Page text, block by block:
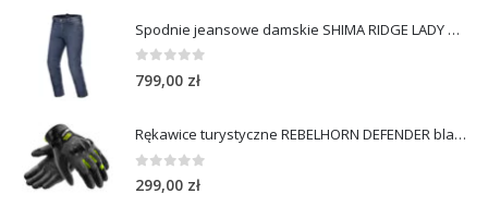
Spodnie jeansowe damskie SHIMA RIDGE LADY blue
0out of 5
799,00 zł
Rękawice turystyczne REBELHORN DEFENDER black yellow fluo
0out of 5
299,00 zł